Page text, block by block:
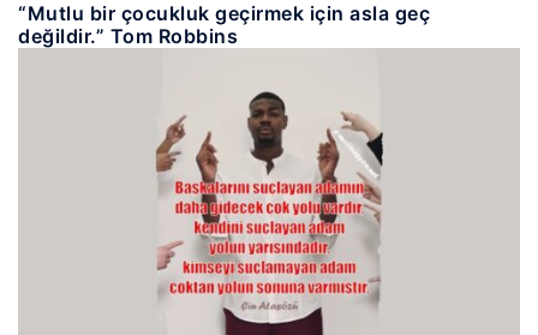
“Mutlu bir çocukluk geçirmek için asla geç
değildir.” Tom Robbins